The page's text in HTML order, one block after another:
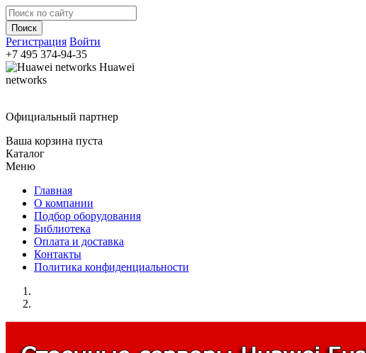
Регистрация Войти
+7 495 374-94-35
Huawei
networks
Официальный партнер
Ваша корзина пуста
Каталог
Меню
Главная
О компании
Подбор оборудования
Библиотека
Оплата и доставка
Контакты
Политика конфиденциальности